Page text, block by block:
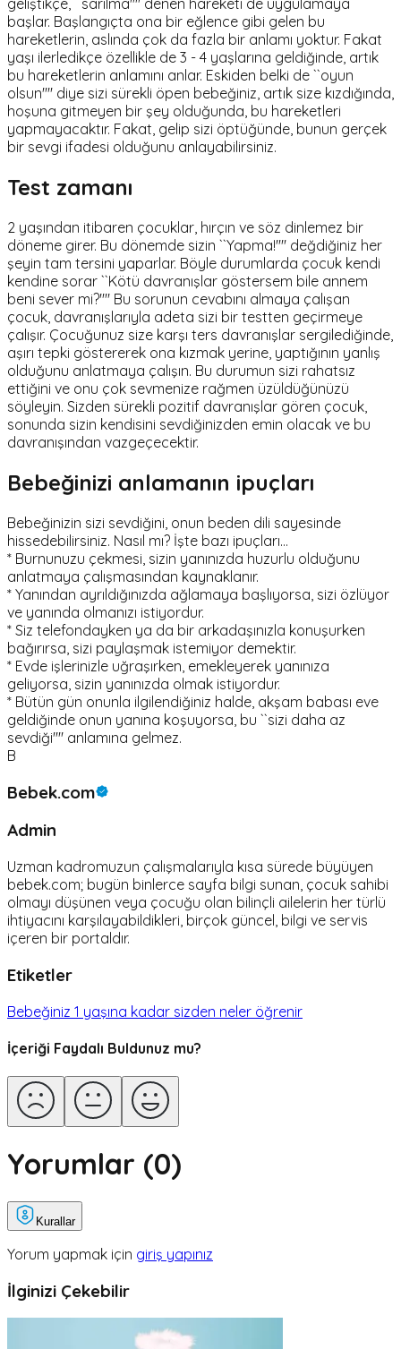
geliştikçe, ``sarılma'''' denen hareketi de uygulamaya
başlar. Başlangıçta ona bir eğlence gibi gelen bu
hareketlerin, aslında çok da fazla bir anlamı yoktur. Fakat
yaşı ilerledikçe özellikle de 3 - 4 yaşlarına geldiğinde, artık
bu hareketlerin anlamını anlar. Eskiden belki de ``oyun
olsun'''' diye sizi sürekli öpen bebeğiniz, artık size kızdığında,
hoşuna gitmeyen bir şey olduğunda, bu hareketleri
yapmayacaktır. Fakat, gelip sizi öptüğünde, bunun gerçek
bir sevgi ifadesi olduğunu anlayabilirsiniz.
Test zamanı
2 yaşından itibaren çocuklar, hırçın ve söz dinlemez bir
döneme girer. Bu dönemde sizin ``Yapma!'''' değdiğiniz her
şeyin tam tersini yaparlar. Böyle durumlarda çocuk kendi
kendine sorar ``Kötü davranışlar göstersem bile annem
beni sever mi?'''' Bu sorunun cevabını almaya çalışan
çocuk, davranışlarıyla adeta sizi bir testten geçirmeye
çalışır. Çocuğunuz size karşı ters davranışlar sergilediğinde,
aşırı tepki göstererek ona kızmak yerine, yaptığının yanlış
olduğunu anlatmaya çalışın. Bu durumun sizi rahatsız
ettiğini ve onu çok sevmenize rağmen üzüldüğünüzü
söyleyin. Sizden sürekli pozitif davranışlar gören çocuk,
sonunda sizin kendisini sevdiğinizden emin olacak ve bu
davranışından vazgeçecektir.
Bebeğinizi anlamanın ipuçları
Bebeğinizin sizi sevdiğini, onun beden dili sayesinde
hissedebilirsiniz. Nasıl mı? İşte bazı ipuçları...
* Burnunuzu çekmesi, sizin yanınızda huzurlu olduğunu
anlatmaya çalışmasından kaynaklanır.
* Yanından ayrıldığınızda ağlamaya başlıyorsa, sizi özlüyor
ve yanında olmanızı istiyordur.
* Siz telefondayken ya da bir arkadaşınızla konuşurken
bağırırsa, sizi paylaşmak istemiyor demektir.
* Evde işlerinizle uğraşırken, emekleyerek yanınıza
geliyorsa, sizin yanınızda olmak istiyordur.
* Bütün gün onunla ilgilendiğiniz halde, akşam babası eve
geldiğinde onun yanına koşuyorsa, bu ``sizi daha az
sevdiği'''' anlamına gelmez.
B
Bebek.com
Admin
Uzman kadromuzun çalışmalarıyla kısa sürede büyüyen
bebek.com; bugün binlerce sayfa bilgi sunan, çocuk sahibi
olmayı düşünen veya çocuğu olan bilinçli ailelerin her türlü
ihtiyacını karşılayabildikleri, birçok güncel, bilgi ve servis
içeren bir portaldır.
Etiketler
Bebeğiniz 1 yaşına kadar sizden neler öğrenir
İçeriği Faydalı Buldunuz mu?
Yorumlar (0)
Kurallar
Yorum yapmak için giriş yapınız
İlginizi Çekebilir